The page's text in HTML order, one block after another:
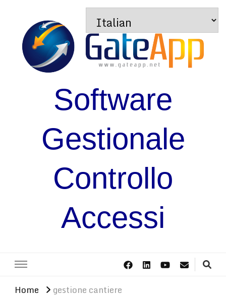
Software
Gestionale
Controllo
Accessi
Home gestione cantiere